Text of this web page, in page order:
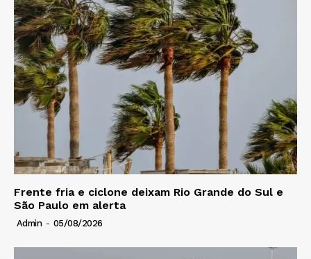
Frente fria e ciclone deixam Rio Grande do Sul e
São Paulo em alerta
Admin - 05/08/2026